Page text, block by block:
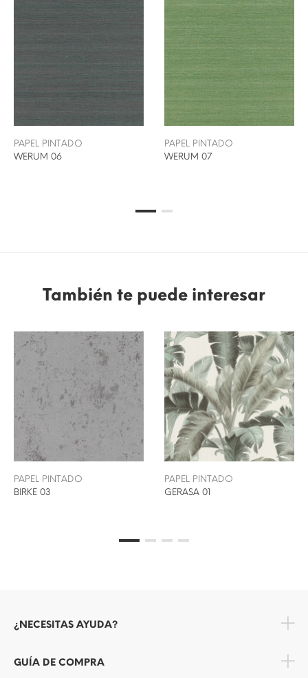
PAPEL PINTADO
WERUM 06
PAPEL PINTADO
WERUM 07
También te puede interesar
PAPEL PINTADO
BIRKE 03
PAPEL PINTADO
GERASA 01
¿NECESITAS AYUDA?
GUÍA DE COMPRA